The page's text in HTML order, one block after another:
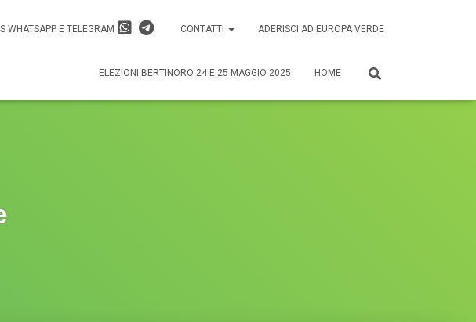
WHATSAPP E TELEGRAM CONTATTI ADERISCI AD EUROPA VERDE
ELEZIONI BERTINORO 24 E 25 MAGGIO 2025 HOME